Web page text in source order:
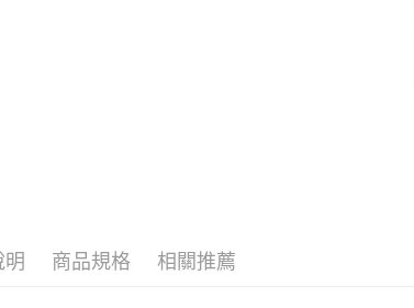
明 商品規格 相關推薦